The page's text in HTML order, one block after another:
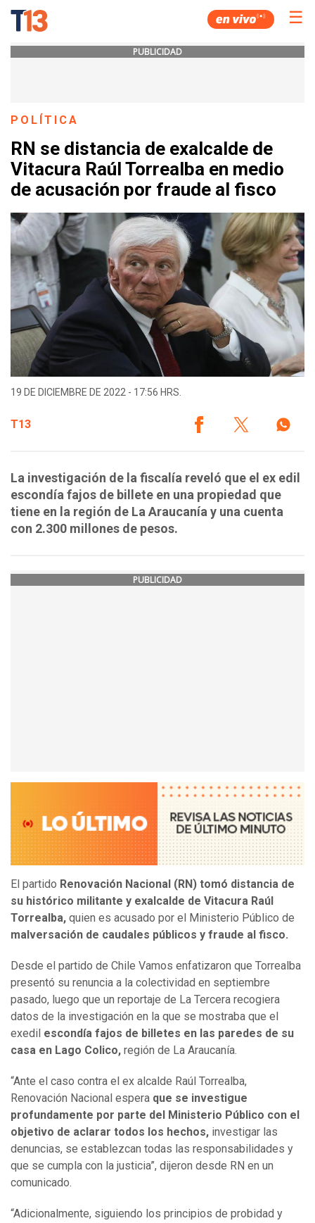
☰
PUBLICIDAD
POLÍTICA
RN se distancia de exalcalde de
Vitacura Raúl Torrealba en medio
de acusación por fraude al fisco
19 DE DICIEMBRE DE 2022 - 17:56 HRS.
T13
La investigación de la fiscalía reveló que el ex edil
escondía fajos de billete en una propiedad que
tiene en la región de La Araucanía y una cuenta
con 2.300 millones de pesos.
PUBLICIDAD
El partido Renovación Nacional (RN) tomó distancia de
su histórico militante y exalcalde de Vitacura Raúl
Torrealba, quien es acusado por el Ministerio Público de
malversación de caudales públicos y fraude al fisco.
Desde el partido de Chile Vamos enfatizaron que Torrealba
presentó su renuncia a la colectividad en septiembre
pasado, luego que un reportaje de La Tercera recogiera
datos de la investigación en la que se mostraba que el
exedil escondía fajos de billetes en las paredes de su
casa en Lago Colico, región de La Araucanía.
“Ante el caso contra el ex alcalde Raúl Torrealba,
Renovación Nacional espera que se investigue
profundamente por parte del Ministerio Público con el
objetivo de aclarar todos los hechos, investigar las
denuncias, se establezcan todas las responsabilidades y
que se cumpla con la justicia”, dijeron desde RN en un
comunicado.
“Adicionalmente, siguiendo los principios de probidad y